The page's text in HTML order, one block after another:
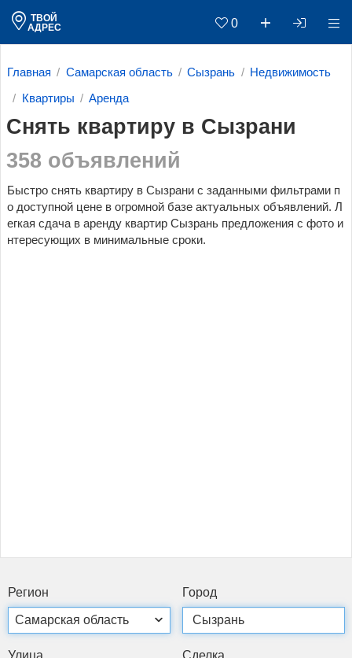
ТВОЙ
АДРЕС
0
Главная Самарская область Сызрань Недвижимость
Квартиры Аренда
Снять квартиру в Сызрани
358 объявлений
Быстро снять квартиру в Сызрани с заданными фильтрами п
о доступной цене в огромной базе актуальных объявлений. Л
егкая сдача в аренду квартир Сызрань предложения с фото и
нтересующих в минимальные сроки.
Ре­ги­он Го­род
Ули­ца Сдел­ка